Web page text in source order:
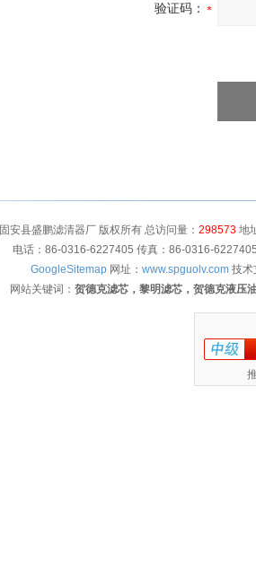
验证码：
固安县盛鹏滤清器厂 版权所有 总访问量： 298573地
电话：86-0316-6227405 传真：86-0316-
GoogleSitemap 网址： www.spguolv.com 技术
网站关键词： 贺德克滤芯，黎明滤芯，贺德克液压